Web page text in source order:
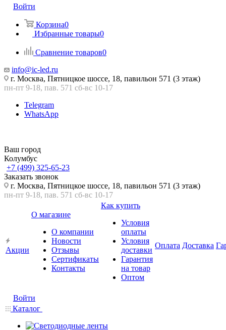
Войти
Корзина0
Избранные товары0
Сравнение товаров0
info@ic-led.ru
г. Москва, Пятницкое шоссе, 18, павильон 571 (3 этаж)
пн-пт 9-18, пав. 571 сб-вс 10-17
Telegram
WhatsApp
Ваш город
Колумбус
+7 (499) 325-65-23
Заказать звонок
г. Москва, Пятницкое шоссе, 18, павильон 571 (3 этаж)
пн-пт 9-18, пав. 571 сб-вс 10-17
Акции
О магазине
О компании
Новости
Отзывы
Сертификаты
Контакты
Как купить
Условия
оплаты
Условия
доставки
Гарантия
на товар
Оптом
Оплата Доставка
Войти
Каталог